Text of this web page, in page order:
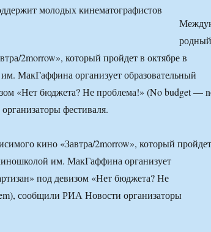
родный
2morrow», который пройдет в октябре в
МакГаффина организует образовательный
«Нет бюджета? Не проблема!» (No budget —
фестиваля.
кино «Завтра/2morrow», который пройдет
им. МакГаффина организует
под девизом «Нет бюджета? Не
сообщили РИА Новости организаторы